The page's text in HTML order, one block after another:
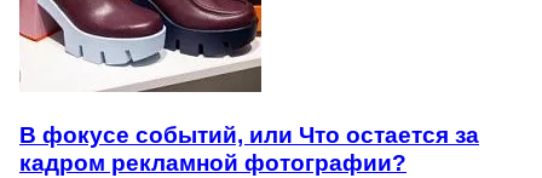
В фокусе событий, или Что остается за
кадром рекламной фотографии?